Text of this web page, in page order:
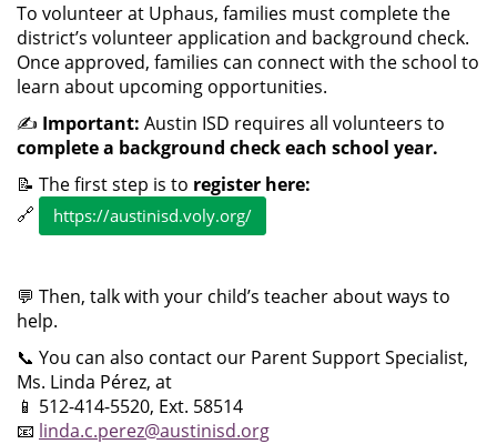
To volunteer at Uphaus, families must complete the
district’s volunteer application and background check.
Once approved, families can connect with the school to
learn about upcoming opportunities.
✍️ Important: Austin ISD requires all volunteers to
complete a background check each school year.
📝 The first step is to register here:
🔗
https://austinisd.voly.org/
💬 Then, talk with your child’s teacher about ways to
help.
📞 You can also contact our Parent Support Specialist,
Ms. Linda Pérez, at
📱 512-414-5520, Ext. 58514
📧 linda.c.perez@austinisd.org